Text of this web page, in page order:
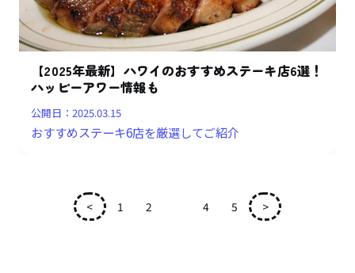
【2025年最新】ハワイのおすすめステーキ店6選！
ハッピーアワー情報も
公開日：2025.03.15
おすすめステーキ6店を厳選してご紹介
< 1 2 4 5 >